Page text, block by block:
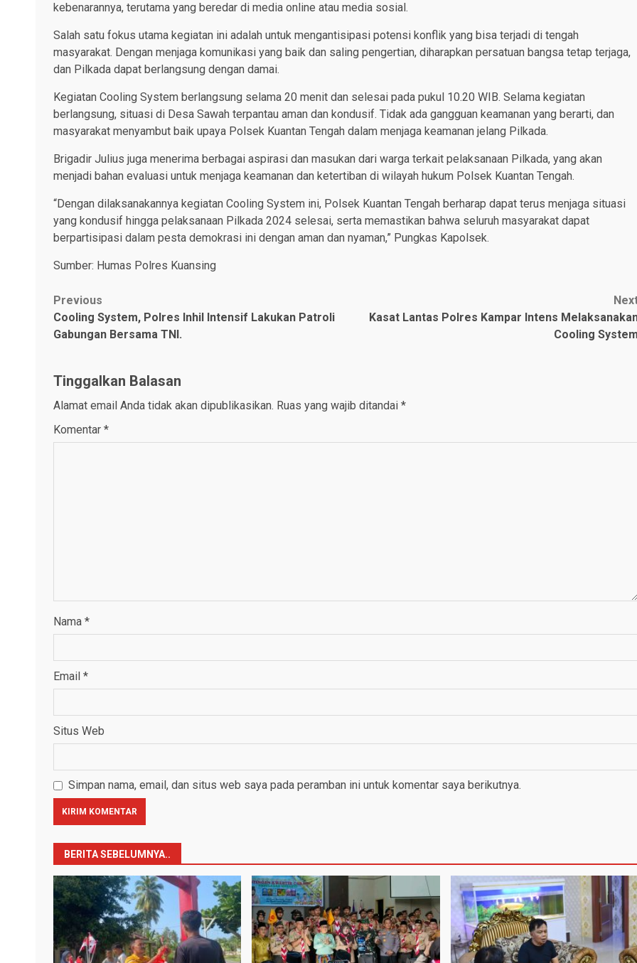
kebenarannya, terutama yang beredar di media online atau media sosial.
Salah satu fokus utama kegiatan ini adalah untuk mengantisipasi potensi konflik yang bisa terjadi di tengah
masyarakat. Dengan menjaga komunikasi yang baik dan saling pengertian, diharapkan persatuan bangsa tetap terjaga,
dan Pilkada dapat berlangsung dengan damai.
Kegiatan Cooling System berlangsung selama 20 menit dan selesai pada pukul 10.20 WIB. Selama kegiatan
berlangsung, situasi di Desa Sawah terpantau aman dan kondusif. Tidak ada gangguan keamanan yang berarti, dan
masyarakat menyambut baik upaya Polsek Kuantan Tengah dalam menjaga keamanan jelang Pilkada.
Brigadir Julius juga menerima berbagai aspirasi dan masukan dari warga terkait pelaksanaan Pilkada, yang akan
menjadi bahan evaluasi untuk menjaga keamanan dan ketertiban di wilayah hukum Polsek Kuantan Tengah.
“Dengan dilaksanakannya kegiatan Cooling System ini, Polsek Kuantan Tengah berharap dapat terus menjaga situasi
yang kondusif hingga pelaksanaan Pilkada 2024 selesai, serta memastikan bahwa seluruh masyarakat dapat
berpartisipasi dalam pesta demokrasi ini dengan aman dan nyaman,” Pungkas Kapolsek.
Sumber: Humas Polres Kuansing
Post
navigation
Previous
Cooling System, Polres Inhil Intensif Lakukan Patroli
Gabungan Bersama TNI.
Kasat Lantas Polres Kampar Intens
Cooling
Tinggalkan Balasan
Alamat email Anda tidak akan dipublikasikan. Ruas yang wajib ditandai *
Komentar *
Nama *
Email *
Situs Web
Simpan nama, email, dan situs web saya pada peramban ini untuk komentar saya berikutnya.
BERITA SEBELUMNYA..